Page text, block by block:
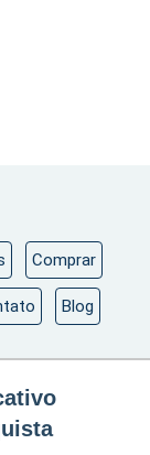
Comprar
Blog